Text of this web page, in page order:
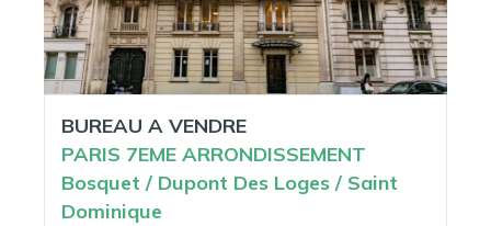
BUREAU A VENDRE
PARIS 7EME ARRONDISSEMENT
Bosquet / Dupont Des Loges / Saint
Dominique